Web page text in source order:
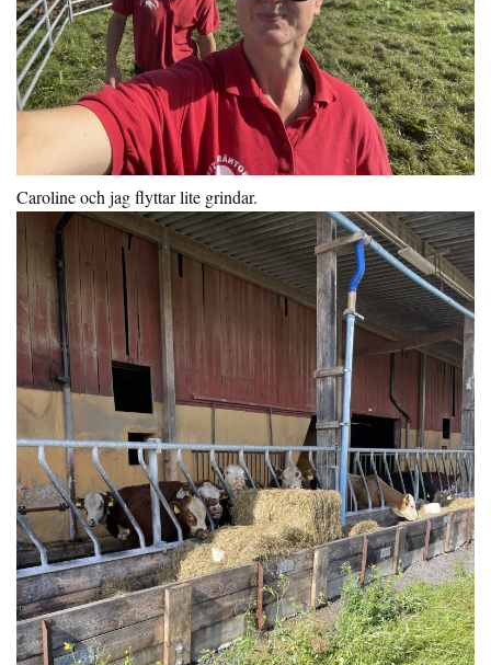
Caroline och jag flyttar lite grindar.